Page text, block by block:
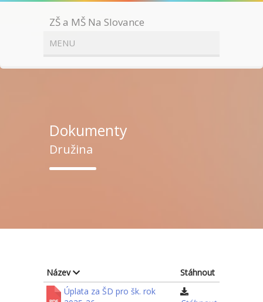
ZŠ a MŠ Na Slovance
Dokumenty
Družina
Název
Stáhnout
Úplata za ŠD pro šk. rok